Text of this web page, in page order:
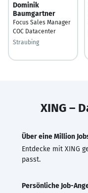
Dominik
Baumgartner
Focus Sales Manager
COC Datacenter
Straubing
XING –
Über eine Million
Entdecke mit XING
passt.
Persönliche Job-